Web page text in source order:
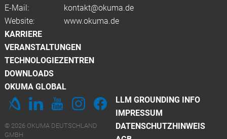
E-Mail:
kontakt@okuma.de
Website:
www.okuma.de
KARRIERE
VERANSTALTUNGEN
TECHNOLOGIEZENTREN
DOWNLOADS
OKUMA GLOBAL
LLM GROUNDING INFO
IMPRESSUM
DATENSCHUTZHINWEIS
© 2026 OKUMA DEUTSCHLAND
GMBH